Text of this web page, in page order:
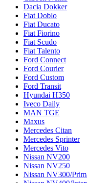
Dacia Dokker
Fiat Doblo
Fiat Ducato
Fiat Fiorino
Fiat Scudo
Fiat Talento
Ford Connect
Ford Courier
Ford Custom
Ford Transit
Hyundai H350
Iveco Daily
MAN TGE
Maxus
Mercedes Citan
Mercedes Sprinter
Mercedes Vito
Nissan NV200
Nissan NV250
Nissan NV300/